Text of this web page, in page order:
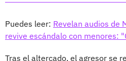
Puedes leer: Revelan audios de
revive escándalo con menores:
Tras el altercado, el agresor se